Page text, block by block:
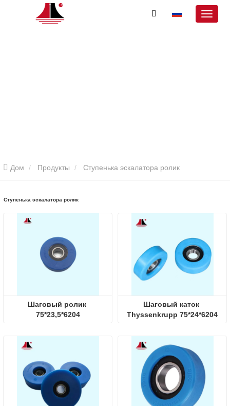
Дом Продукты Ступенька эскалатора ролик
Ступенька эскалатора ролик
Шаговый ролик
75*23,5*6204
Шаговый каток
Thyssenkrupp 75*24*6204